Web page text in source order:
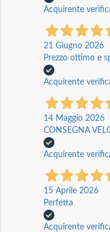
Acquirente
21 Giugno 2026
Prezzo ottimo e
Acquirente
14 Maggio 2026
CONSEGNA
Acquirente
15 Aprile 2026
Perfetta
Acquirente